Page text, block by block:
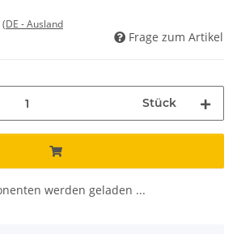
(DE - Ausland
Frage zum Artikel
Stück
werden geladen ...